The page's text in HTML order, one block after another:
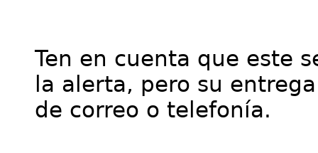
Ten en cuenta que este
la alerta, pero su
de correo o telefonía.